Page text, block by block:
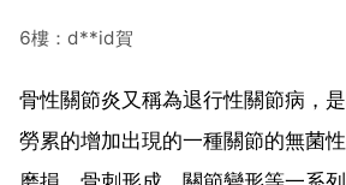
6樓：d**id賀
骨性關節炎又稱為退行性關節病，
勞累的增加出現的一種關節的無菌